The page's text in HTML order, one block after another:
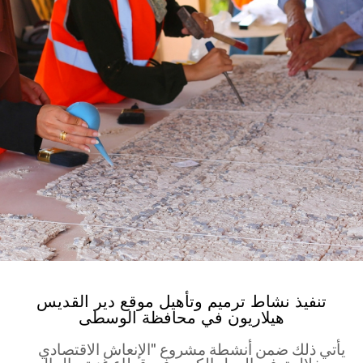
تنفيذ نشاط ترميم وتأهيل موقع دير القديس
هيلاريون في محافظة الوسطى
يأتي ذلك ضمن أنشطة مشروع "الإنعاش الاقتصادي